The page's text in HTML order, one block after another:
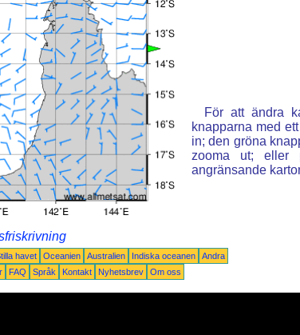
För att ändra
knapparna med
in; den gröna
zooma ut; eller
angränsande
havet Oceanien Australien Indiska oceanen
Andra
FAQ Språk Kontakt Nyhetsbrev Om oss